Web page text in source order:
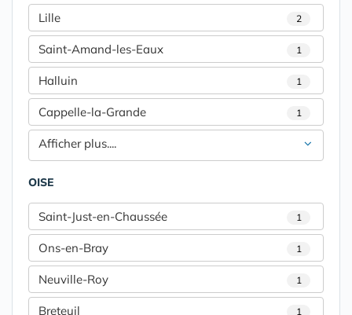
Lille 2
Saint-Amand-les-Eaux 1
Halluin 1
Cappelle-la-Grande 1
Afficher plus....
OISE
Saint-Just-en-Chaussée 1
Ons-en-Bray 1
Neuville-Roy 1
Breteuil 1